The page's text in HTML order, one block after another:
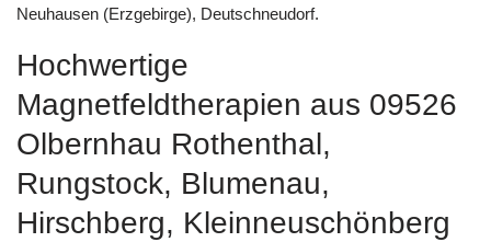
Neuhausen (Erzgebirge), Deutschneudorf.
Hochwertige
Magnetfeldtherapien aus 09526
Olbernhau Rothenthal,
Rungstock, Blumenau,
Hirschberg, Kleinneuschönberg